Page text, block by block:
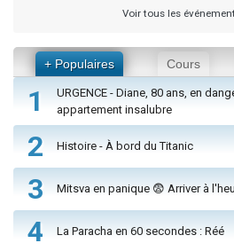
Voir tous les
+ Populaires Cours
1
URGENCE - Diane, 80 ans, en
appartement insalubre
2 Histoire - À bord du Titanic
3 Mitsva en panique 😨 Arriver à
4 La Paracha en 60 secondes : Réé